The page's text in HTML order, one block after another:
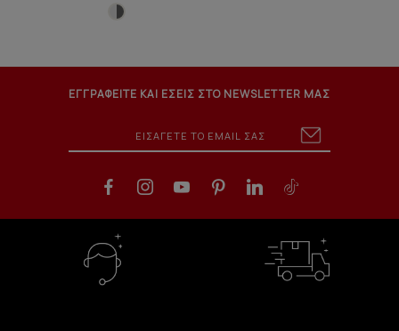
ΕΓΓΡΑΦΕΙΤΕ ΚΑΙ ΕΣΕΙΣ ΣΤΟ NEWSLETTER ΜΑΣ